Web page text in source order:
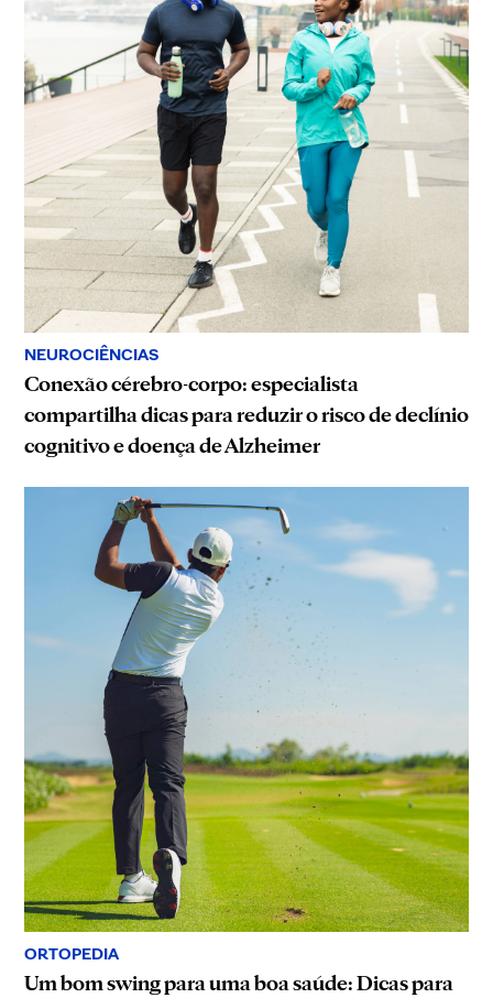
NEUROCIÊNCIAS
Conexão cérebro-corpo: especialista
compartilha dicas para reduzir o risco de declínio
cognitivo e doença de Alzheimer
ORTOPEDIA
Um bom swing para uma boa saúde: Dicas para